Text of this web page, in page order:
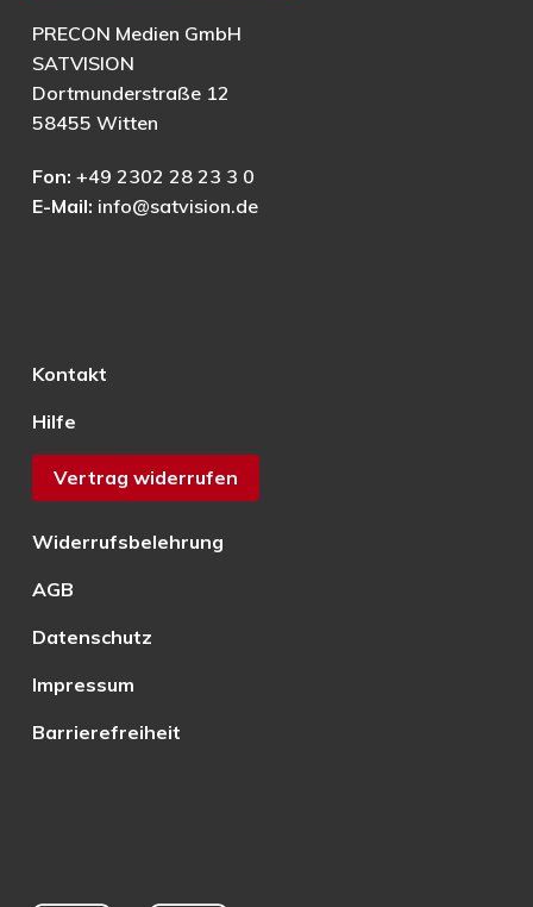
PRECON Medien GmbH
SATVISION
Dortmunderstraße 12
58455 Witten
Fon: +49 2302 28 23 3 0
E-Mail: info@satvision.de
Kontakt
Hilfe
Vertrag widerrufen
Widerrufsbelehrung
AGB
Datenschutz
Impressum
Barrierefreiheit